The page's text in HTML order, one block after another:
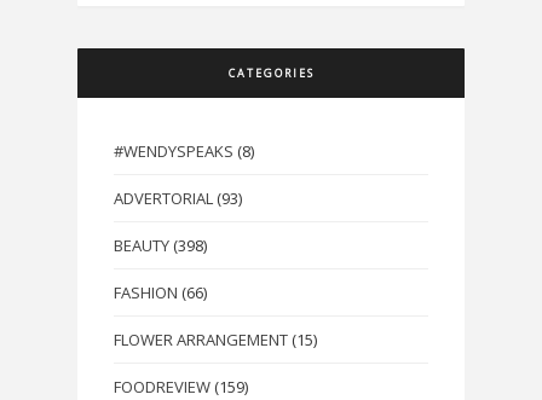
CATEGORIES
#WENDYSPEAKS (8)
ADVERTORIAL (93)
BEAUTY (398)
FASHION (66)
FLOWER ARRANGEMENT (15)
FOODREVIEW (159)